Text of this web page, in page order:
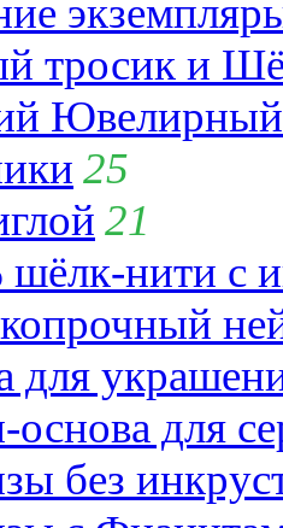
тросик и
25
21
шёлк-нити с
для
для
без